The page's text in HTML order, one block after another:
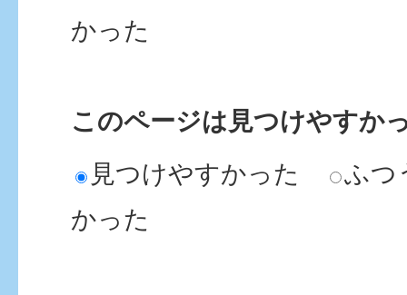
車検用の納税証明書はどう
きません。どうしたらよい
かった
このページは見つけやすか
見つけやすかった
ふつ
かった